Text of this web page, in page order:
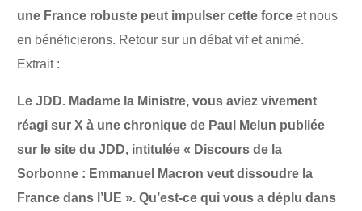
une France robuste peut impulser cette force et nous
en bénéficierons. Retour sur un débat vif et animé.
Extrait :
Le JDD. Madame la Ministre, vous aviez vivement
réagi sur X à une chronique de Paul Melun publiée
sur le site du JDD, intitulée « Discours de la
Sorbonne : Emmanuel Macron veut dissoudre la
France dans l’UE ». Qu’est-ce qui vous a déplu dans